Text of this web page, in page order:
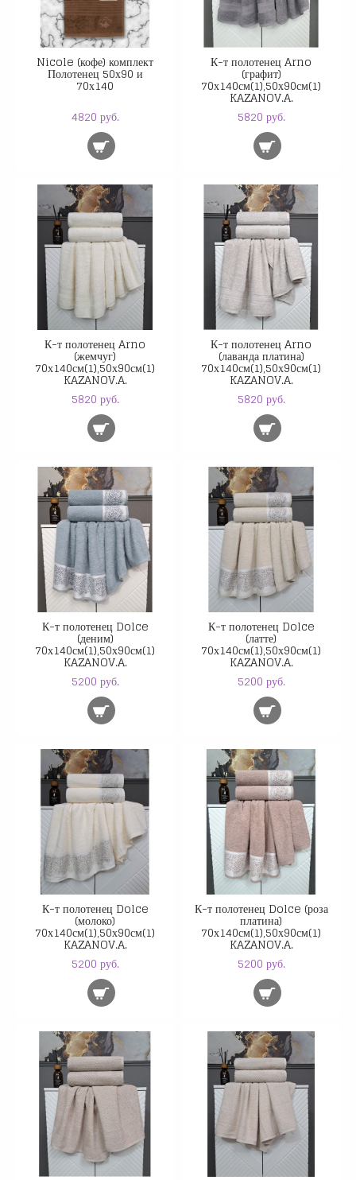
Nicole (кофе) комплект
Полотенец 50х90 и
70х140
4820 руб.
К-т полотенец Arno
(графит)
70х140см(1),50х90см(1)
KAZANOV.A.
5820 руб.
К-т полотенец Arno
(жемчуг)
70х140см(1),50х90см(1)
KAZANOV.A.
5820 руб.
К-т полотенец Arno
(лаванда платина)
70х140см(1),50х90см(1)
KAZANOV.A.
5820 руб.
К-т полотенец Dolce
(деним)
70х140см(1),50х90см(1)
KAZANOV.A.
5200 руб.
К-т полотенец Dolce
(латте)
70х140см(1),50х90см(1)
KAZANOV.A.
5200 руб.
К-т полотенец Dolce
(молоко)
70х140см(1),50х90см(1)
KAZANOV.A.
5200 руб.
К-т полотенец Dolce (роза
платина)
70х140см(1),50х90см(1)
KAZANOV.A.
5200 руб.